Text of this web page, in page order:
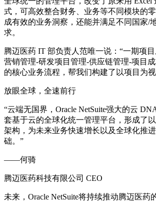
式，可高效整合财务、业务等不同模块的
成有效的业务洞察，还能并满足不同国家/
求。
腾迈医药 IT 部负责人范唯一说：“一期项
营销管理-研发项目管理-供应链管理-项目
的核心业务流程，帮我们构建了以项目为
放眼全球，全速前行
“云端无国界，Oracle NetSuite强大的云
套基于云的全球化统一管理平台，形成了
架构，为未来业务快速增长以及全球化推
础。”
——何骑
腾迈医药科技有限公司 CEO
未来，Oracle NetSuite将持续推动腾迈医药